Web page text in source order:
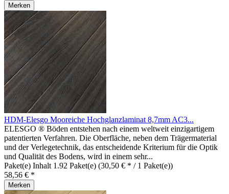
Merken
HDM-Elesgo Mooreiche Hochglanzlaminat 8,7mm AC3...
ELESGO ® Böden entstehen nach einem weltweit einzigartigem
patentierten Verfahren. Die Oberfläche, neben dem Trägermaterial
und der Verlegetechnik, das entscheidende Kriterium für die Optik
und Qualität des Bodens, wird in einem sehr...
Paket(e) Inhalt 1.92 Paket(e) (30,50 € * / 1 Paket(e))
58,56 € *
Merken